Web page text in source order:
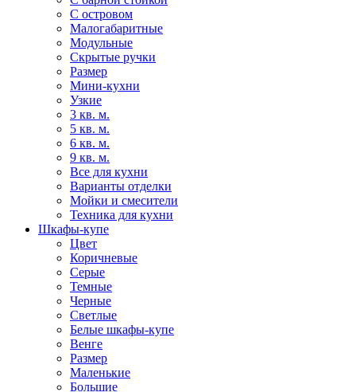
С островом
Малогабаритные
Модульные
Скрытые ручки
Размер
Мини-кухни
Узкие
3 кв. м.
5 кв. м.
6 кв. м.
9 кв. м.
Все для кухни
Варианты отделки
Мойки и смесители
Техника для кухни
Шкафы-купе
Цвет
Коричневые
Серые
Темные
Черные
Светлые
Белые шкафы-купе
Венге
Размер
Маленькие
Большие